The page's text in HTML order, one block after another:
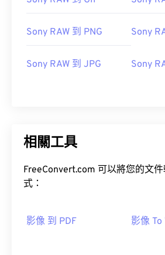
Sony RAW 到 PNG Sony
Sony RAW 到 JPG Sony
相關工具
FreeConvert.com 可以將您的文
式：
影像 到 PDF 影像 To